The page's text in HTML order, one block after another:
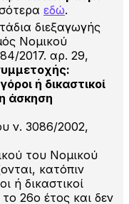
εδώ.
διεξαγωγής
Νομικού
2017. αρ. 29,
ή δικαστικοί
άσκηση
ν. 3086/2002,
του Νομικού
κατόπιν
ή δικαστικοί
26ο έτος και δεν